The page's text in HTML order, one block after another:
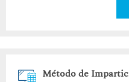
Método de